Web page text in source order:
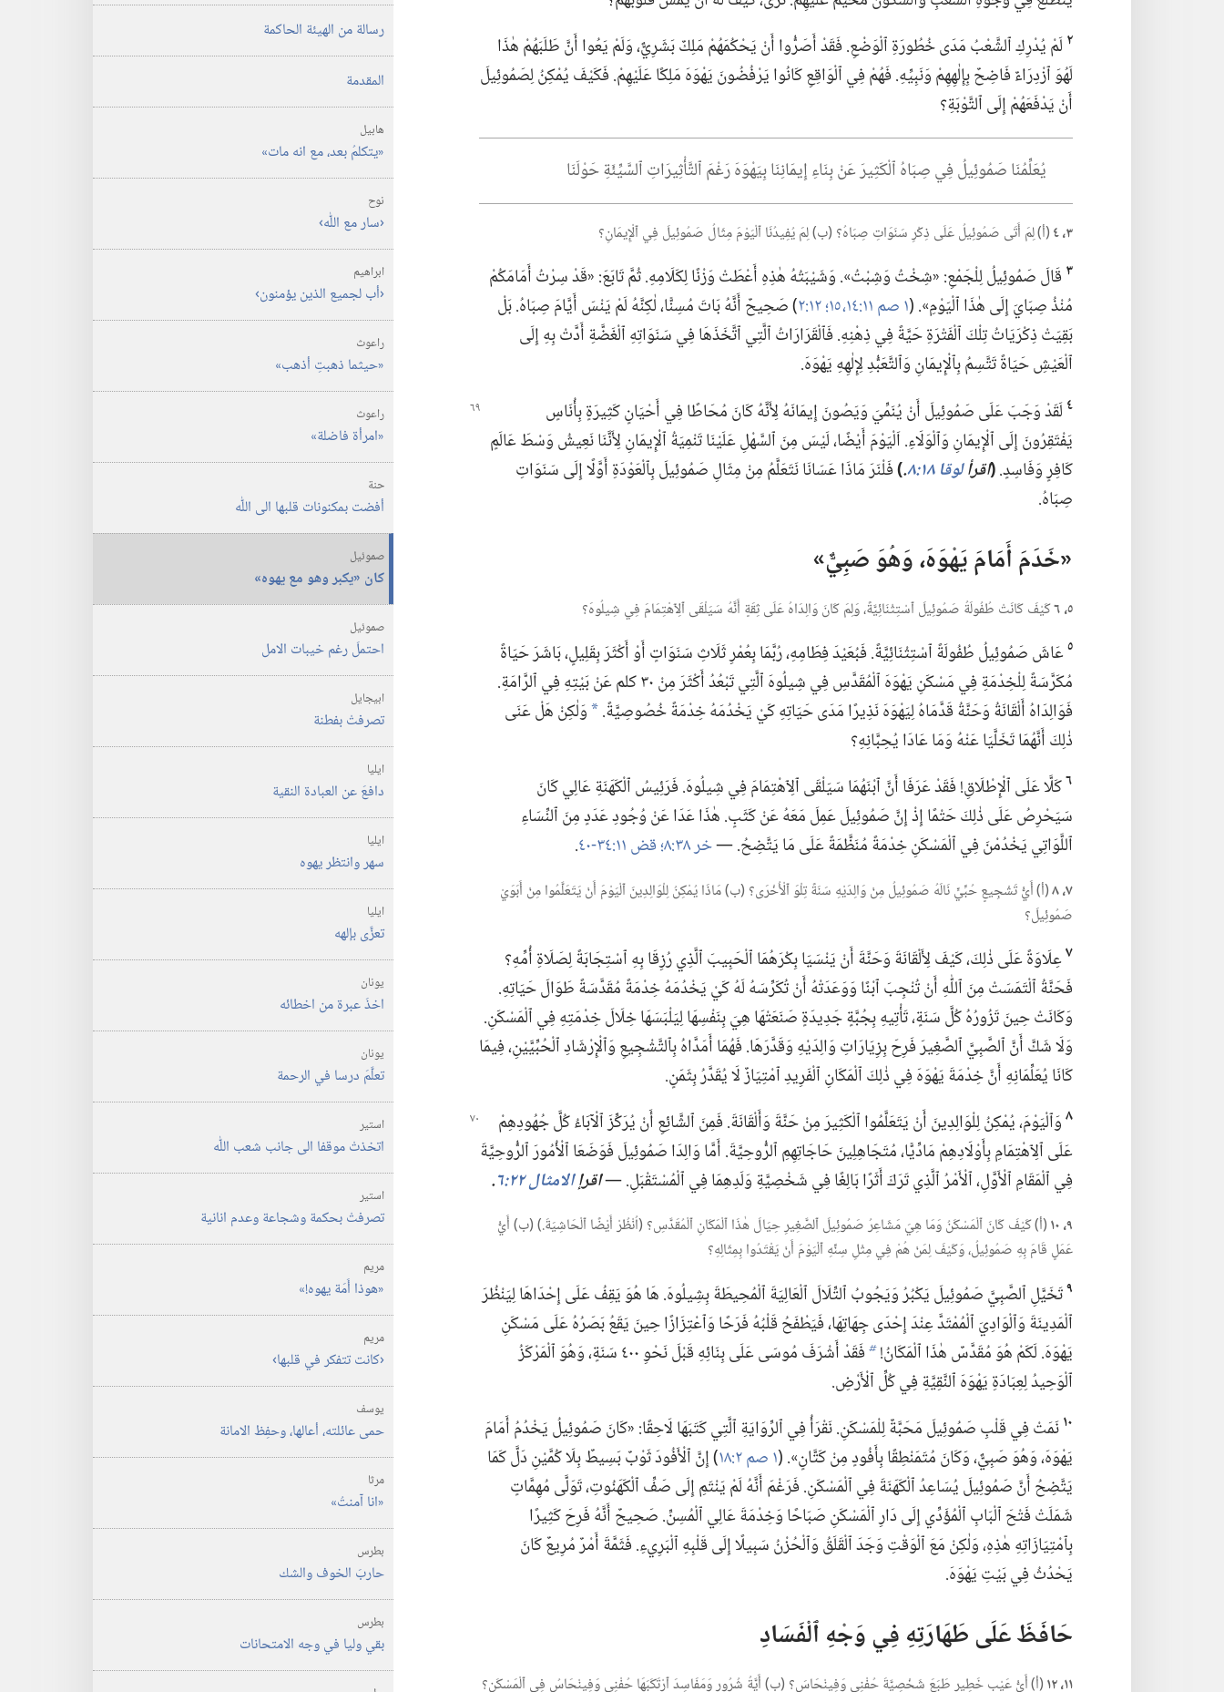
٢لَمْ يُدْرِكِ ٱلشَّعْبُ مَدَى خُطُورَةِ ٱلْوَضْعِ.‏ فَقَدْ أَصَرُّوا أَنْ يَحْكُمَهُمْ مَلِكٌ بَشَرِيٌّ،‏ وَلَمْ يَعُوا أَنَّ طَلَبَهُمْ هٰذَا
لَهُوَ ٱزْدِرَاءٌ فَاضِحٌ بِإِلٰهِهِمْ وَنَبِيِّهِ.‏ فَهُمْ فِي ٱلْوَاقِعِ كَانُوا يَرْفُضُونَ يَهْوَهَ مَلِكًا عَلَيْهِمْ.‏ فَكَيْفَ يُمْكِنُ لِصَمُوئِيلَ
أَنْ يَدْفَعَهُمْ إِلَى ٱلتَّوْبَةِ؟‏
يُعَلِّمُنَا صَمُوئِيلُ فِي صِبَاهُ ٱلْكَثِيرَ عَنْ بِنَاءِ إِيمَانِنَا بِيَهْوَهَ رَغْمَ ٱلتَّأْثِيرَاتِ ٱلسَّيِّئَةِ حَوْلَنَا
٣،‏ ٤
(‏أ)‏ لِمَ أَتَى صَمُوئِيلُ عَلَى ذِكْرِ سَنَوَاتِ صِبَاهُ؟‏ (‏ب)‏ لِمَ يُفِيدُنَا ٱلْيَوْمَ مِثَالُ صَمُوئِيلَ فِي ٱلْإِيمَانِ؟‏
٣ قَالَ صَمُوئِيلُ لِلْجَمْعِ:‏ «شِخْتُ وَشِبْتُ».‏ وَشَيْبَتُهُ هٰذِهِ أَعْطَتْ وَزْنًا لِكَلَامِهِ.‏ ثُمَّ تَابَعَ:‏ «قَدْ سِرْتُ أَمَامَكُمْ
مُنْذُ صِبَايَ إِلَى هٰذَا ٱلْيَوْمِ».‏ (‏١ صم ١١:‏​١٤،‏ ١٥؛‏
‏)‏ صَحِيحٌ أَنَّهُ بَاتَ مُسِنًّا،‏ لٰكِنَّهُ لَمْ يَنْسَ أَيَّامَ صِبَاهُ.‏ بَلْ
بَقِيَتْ ذِكْرَيَاتُ تِلْكَ ٱلْفَتْرَةِ حَيَّةً فِي ذِهْنِهِ.‏ فَٱلْقَرَارَاتُ ٱلَّتِي ٱتَّخَذَهَا فِي سَنَوَاتِهِ ٱلْغَضَّةِ أَدَّتْ بِهِ إِلَى
ٱلْعَيْشِ حَيَاةً تَتَّسِمُ بِٱلْإِيمَانِ وَٱلتَّعَبُّدِ لِإِلٰهِهِ يَهْوَهَ.‏
٤لَقَدْ وَجَبَ عَلَى صَمُوئِيلَ أَنْ يُنَمِّيَ وَيَصُونَ إِيمَانَهُ لِأَنَّهُ كَانَ مُحَاطًا فِيأَحْيَانٍ كَثِيرَةٍ بِأُنَاسٍ
يَفْتَقِرُونَ إِلَى ٱلْإِيمَانِ وَٱلْوَلَاءِ.‏ اَلْيَوْمَ أَيْضًا،‏ لَيْسَ مِنَ ٱلسَّهْلِ عَلَيْنَا تَنْمِيَةُ ٱلْإِيمَانِ لِأَنَّنَا نَعِيشُ وَسْطَ عَالَمٍ
كَافِرٍ وَفَاسِدٍ.‏‏(‏اقرألوقا ١٨:‏٨ ‏.‏
‏)‏فَلْنَرَ مَاذَا عَسَانَا نَتَعَلَّمُ مِنْ مِثَالِ صَمُوئِيلَ بِٱلْعَوْدَةِ أَوَّلًا إِلَى سَنَوَاتِ
صِبَاهُ.‏
‏«خَدَمَ أَمَامَ يَهْوَهَ،‏ وَهُوَ صَبِيٌّ»‏
٥،‏ ٦
كَيْفَ كَانَتْ طُفُولَةُ صَمُوئِيلَ ٱسْتِثْنَائِيَّةً،‏ وَلِمَ كَانَ وَالِدَاهُ عَلَى ثِقَةٍ أَنَّهُ سَيَلْقَى ٱلِٱهْتِمَامَ فِي شِيلُوهَ؟‏
٥عَاشَ صَمُوئِيلُ طُفُولَةً ٱسْتِثْنَائِيَّةً.‏ فَبُعَيْدَ فِطَامِهِ،‏ رُبَّمَا بِعُمْرِ ثَلَاثِ سَنَوَاتٍ أَوْ أَكْثَرَ بِقَلِيلٍ،‏ بَاشَرَ حَيَاةً
مُكَرَّسَةً لِلْخِدْمَةِ فِي مَسْكَنِ يَهْوَهَ ٱلْمُقَدَّسِ فِي شِيلُوهَ ٱلَّتِي تَبْعُدُ أَكْثَرَ مِنْ ٣٠ كلم عَنْ بَيْتِهِ فِي ٱلرَّامَةِ.‏
فَوَالِدَاهُ أَلْقَانَةُ وَحَنَّةُ قَدَّمَاهُ لِيَهْوَهَ نَذِيرًا مَدَى حَيَاتِهِ كَيْ يَخْدُمَهُ خِدْمَةً خُصُوصِيَّةً.‏ a وَلٰكِنْ هَلْ عَنَى
ذٰلِكَ أَنَّهُمَا تَخَلَّيَا عَنْهُ وَمَا عَادَا يُحِبَّانِهِ؟‏
٦كَلَّا عَلَى ٱلْإِطْلَاقِ!‏ فَقَدْ عَرَفَا أَنَّ ٱبْنَهُمَا سَيَلْقَى ٱلِٱهْتِمَامَ فِي شِيلُوهَ.‏ فَرَئِيسُ ٱلْكَهَنَةِ عَالِي كَانَ
سَيَحْرِصُ عَلَى ذٰلِكَ حَتْمًا إِذْ إِنَّ صَمُوئِيلَ عَمِلَ مَعَهُ عَنْ كَثَبٍ.‏ هٰذَا عَدَا عَنْ وُجُودِ عَدَدٍ مِنَ ٱلنِّسَاءِ
ٱللَّوَاتِي يَخْدُمْنَ فِي ٱلْمَسْكَنِ خِدْمَةً مُنَظَّمَةً عَلَى مَا يَتَّضِحُ.‏ —‏خر ٣٨:‏٨؛‏ قض ١١:‏​٣٤-‏٤٠ ‏.‏
٧،‏ ٨
(‏أ)‏ أَيُّ تَشْجِيعٍ حُبِّيٍّ نَالَهُ صَمُوئِيلُ مِنْ وَالِدَيْهِ سَنَةً تِلْوَ ٱلْأُخْرَى؟‏ (‏ب)‏ مَاذَا يُمْكِنُ لِلْوَالِدِينَ ٱلْيَوْمَ أَنْ يَتَعَلَّمُوا مِنْ أَبَوَيْ
صَمُوئِيلَ؟‏
٧عِلَاوَةً عَلَى ذٰلِكَ،‏ كَيْفَ لِأَلْقَانَةَ وَحَنَّةَ أَنْ يَنْسَيَا بِكْرَهُمَا ٱلْحَبِيبَ ٱلَّذِي رُزِقَا بِهِ ٱسْتِجَابَةً لِصَلَاةِ أُمِّهِ؟‏
فَحَنَّةُ ٱلْتَمَسَتْ مِنَ ٱللّٰهِ أَنْ تُنْجِبَ ٱبْنًا وَوَعَدَتْهُ أَنْ تُكَرِّسَهُ لَهُ كَيْ يَخْدُمَهُ خِدْمَةً مُقَدَّسَةً طَوَالَ حَيَاتِهِ.‏
وَكَانَتْ حِينَ تَزُورُهُ كُلَّ سَنَةٍ،‏ تَأْتِيهِ بِجُبَّةٍ جَدِيدَةٍ صَنَعَتْهَا هِيَ بِنَفْسِهَا لِيَلْبَسَهَا خِلَالَ خِدْمَتِهِ فِي ٱلْمَسْكَنِ.‏
وَلَا شَكَّ أَنَّ ٱلصَّبِيَّ ٱلصَّغِيرَ فَرِحَ بِزِيَارَاتِ وَالِدَيْهِ وَقَدَّرَهَا.‏ فَهُمَا أَمَدَّاهُ بِٱلتَّشْجِيعِ وَٱلْإِرْشَادِ ٱلْحُبِّيَّيْنِ،‏ فِيمَا
كَانَا يُعَلِّمَانِهِ أَنَّ خِدْمَةَ يَهْوَهَ فِي ذٰلِكَ ٱلْمَكَانِ ٱلْفَرِيدِ ٱمْتِيَازٌ لَا يُقَدَّرُ بِثَمَنٍ.‏
٨وَٱلْيَوْمَ،‏ يُمْكِنُ لِلْوَالِدِينَ أَنْ يَتَعَلَّمُوا ٱلْكَثِيرَ مِنْ حَنَّةَ وَأَلْقَانَةَ.‏ فَمِنَ ٱلشَّائِعِ أَنْ يُرَكِّزَ ٱلْآبَاءُ كُلَّ جُهُودِهِمْ
عَلَى ٱلِٱهْتِمَامِ بِأَوْلَادِهِمْ مَادِّيًّا،‏ مُتَجَاهِلِينَ حَاجَاتِهِمِ ٱلرُّوحِيَّةَ.‏ أَمَّا وَالِدَا صَمُوئِيلَ فَوَضَعَا ٱلْأُمُورَ ٱلرُّوحِيَّةَ
فِي ٱلْمَقَامِ ٱلْأَوَّلِ،‏ ٱلْأَمْرُ ٱلَّذِي تَرَكَ أَثَرًا بَالِغًا فِي شَخْصِيَّةِ وَلَدِهِمَا فِي ٱلْمُسْتَقْبَلِ.‏ —‏اقرإالامثال ٢٢:‏٦ ‏.‏
٩،‏ ١٠
(‏أ)‏ كَيْفَ كَانَ ٱلْمَسْكَنُ وَمَا هِيَ مَشَاعِرُ صَمُوئِيلَ ٱلصَّغِيرِ حِيَالَ هٰذَا ٱلْمَكَانِ ٱلْمُقَدَّسِ؟‏ (‏اُنْظُرْ أَيْضًا ٱلْحَاشِيَةَ.‏)‏ (‏ب)‏ أَيُّ
عَمَلٍ قَامَ بِهِ صَمُوئِيلُ،‏ وَكَيْفَ لِمَنْ هُمْ فِي مِثْلِ سِنِّهِ ٱلْيَوْمَ أَنْ يَقْتَدُوا بِمِثَالِهِ؟‏
٩تَخَيَّلِ ٱلصَّبِيَّ صَمُوئِيلَ يَكْبُرُ وَيَجُوبُ ٱلتِّلَالَ ٱلْعَالِيَةَ ٱلْمُحِيطَةَ بِشِيلُوهَ.‏ هَا هُوَ يَقِفُ عَلَى إِحْدَاهَا لِيَنْظُرَ
ٱلْمَدِينَةَ وَٱلْوَادِيَ ٱلْمُمْتَدَّ عِنْدَ إِحْدَى جِهَاتِهَا،‏ فَيَطْفَحُ قَلْبُهُ فَرَحًا وَٱعْتِزَازًا حِينَ يَقَعُ بَصَرُهُ عَلَى مَسْكَنِ
يَهْوَهَ.‏ لَكَمْ هُوَ مُقَدَّسٌ هٰذَا ٱلْمَكَانُ!‏ b
فَقَدْ أَشْرَفَ مُوسَى عَلَى بِنَائِهِ قَبْلَ نَحْوِ ٤٠٠ سَنَةٍ،‏ وَهُوَ ٱلْمَرْكَزُ
ٱلْوَحِيدُ لِعِبَادَةِ يَهْوَهَ ٱلنَّقِيَّةِ فِي كُلِّ ٱلْأَرْضِ.‏
١٠نَمَتْ فِي قَلْبِ صَمُوئِيلَ مَحَبَّةٌ لِلْمَسْكَنِ.‏ نَقْرَأُ فِي ٱلرِّوَايَةِ ٱلَّتِي كَتَبَهَا لَاحِقًا:‏ «كَانَ صَمُوئِيلُ يَخْدُمُ أَمَامَ
يَهْوَهَ،‏ وَهُوَ صَبِيٌّ،‏ وَكَانَ مُتَمَنْطِقًا بِأَفُودٍ مِنْ كَتَّانٍ».‏ (‏١ صم ٢:‏١٨
‏)‏ إِنَّ ٱلْأَفُودَ ثَوْبٌ بَسِيطٌ بِلَا كُمَّيْنِ دَلَّ كَمَا
يَتَّضِحُ أَنَّ صَمُوئِيلَ يُسَاعِدُ ٱلْكَهَنَةَ فِي ٱلْمَسْكَنِ.‏ فَرَغْمَ أَنَّهُ لَمْ يَنْتَمِ إِلَى صَفِّ ٱلْكَهَنُوتِ،‏ تَوَلَّى مُهِمَّاتٍ
شَمَلَتْ فَتْحَ ٱلْبَابِ ٱلْمُؤَدِّي إِلَى دَارِ ٱلْمَسْكَنِ صَبَاحًا وَخِدْمَةَ عَالِي ٱلْمُسِنِّ.‏ صَحِيحٌ أَنَّهُ فَرِحَ كَثِيرًا
بِٱمْتِيَازَاتِهِ هٰذِهِ،‏ وَلٰكِنْ مَعَ ٱلْوَقْتِ وَجَدَ ٱلْقَلَقُ وَٱلْحُزْنُ سَبِيلًا إِلَى قَلْبِهِ ٱلْبَرِيءِ.‏ فَثَمَّةَ أَمْرٌ مُرِيعٌ كَانَ
يَحْدُثُ فِي بَيْتِ يَهْوَهَ.‏
حَافَظَ عَلَى طَهَارَتِهِ فِي وَجْهِ ٱلْفَسَادِ
١١،‏ ١٢
(‏أ)‏ أَيُّ عَيْبٍ خَطِيرٍ طَبَعَ شَخْصِيَّةَ حُفْنِي وَفِينْحَاسَ؟‏ (‏ب)‏ أَيَّةُ شُرُورٍ وَمَفَاسِدَ ٱرْتَكَبَهَا حُفْنِي وَفِينْحَاسُ فِي ٱلْمَسْكَنِ؟‏
رسالة من الهيئة الحاكمة
المقدمة
هابيل
‏«يتكلمُ بعد،‏ مع انه مات»‏
نوح
‏‹سار مع اللّٰه›‏
ابراهيم
‏‹أب لجميع الذين يؤمنون›‏
راعوث
‏«حيثما ذهبتِ أذهب»‏
راعوث
‏«امرأة فاضلة»‏
حنة
أفضت بمكنونات قلبها الى اللّٰه
صموئيل
كان «يكبر وهو مع يهوه»‏
صموئيل
احتملَ رغم خيبات الامل
ابيجايل
تصرفتْ بفطنة
ايليا
دافعَ عن العبادة النقية
ايليا
سهر وانتظر يهوه
ايليا
تعزَّى بإلهه
يونان
اخذَ عبرة من اخطائه
يونان
تعلَّمَ درسا في الرحمة
استير
اتخذتْ موقفا الى جانب شعب اللّٰه
استير
تصرفتْ بحكمة وشجاعة وعدم انانية
مريم
‏«هوذا أَمَة يهوه!‏»‏
مريم
‏‹كانت تتفكر في قلبها›‏
يوسف
حمى عائلته،‏ أعالها،‏ وحفِظ الامانة
مرثا
‏«انا آمنتُ»‏
بطرس
حاربَ الخوف والشك
بطرس
بقي وليا في وجه الامتحانات